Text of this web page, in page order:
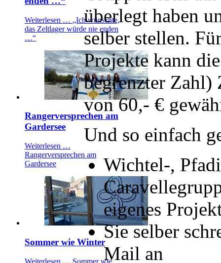
Weiterlesen … „Ich wünschte,
das Zeltlager würde nie enden
…“
Rangerversprechen am
Gardersee
Weiterlesen …
Rangerversprechen am
Gardersee
Sommer wie Winter
Weiterlesen … Sommer wie
überlegt haben
selber stellen.
Projekte kann
begrenzter Zahl)
von 60,- €
Und so einfach
Wichtel-,
eigenes
Sie selber
Mail an